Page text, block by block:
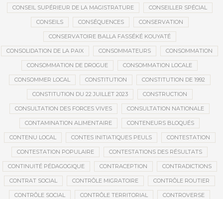
CONSEIL SUPÉRIEUR DE LA MAGISTRATURE CONSEILLER SPÉCIAL
CONSEILS CONSÉQUENCES CONSERVATION
CONSERVATOIRE BALLA FASSÉKÉ KOUYATÉ
CONSOLIDATION DE LA PAIX CONSOMMATEURS CONSOMMATION
CONSOMMATION DE DROGUE CONSOMMATION LOCALE
CONSOMMER LOCAL CONSTITUTION CONSTITUTION DE 1992
CONSTITUTION DU 22 JUILLET 2023 CONSTRUCTION
CONSULTATION DES FORCES VIVES CONSULTATION NATIONALE
CONTAMINATION ALIMENTAIRE CONTENEURS BLOQUÉS
CONTENU LOCAL CONTES INITIATIQUES PEULS CONTESTATION
CONTESTATION POPULAIRE CONTESTATIONS DES RÉSULTATS
CONTINUITÉ PÉDAGOGIQUE CONTRACEPTION CONTRADICTIONS
CONTRAT SOCIAL CONTRÔLE MIGRATOIRE CONTRÔLE ROUTIER
CONTRÔLE SOCIAL CONTRÔLE TERRITORIAL CONTROVERSE